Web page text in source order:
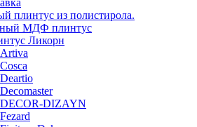
плинтус из полистирола.
МДФ плинтус
Ликорн
DIZAYN